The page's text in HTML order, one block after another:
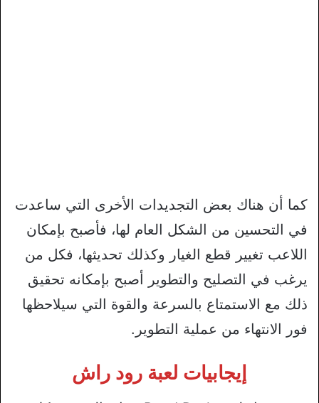
كما أن هناك بعض التجديدات الأخرى التي ساعدت
في التحسين من الشكل العام لها، فأصبح بإمكان
اللاعب تغيير قطع الغيار وكذلك تحديثها، فكل من
يرغب في التصليح والتطوير أصبح بإمكانه تحقيق
ذلك مع الاستمتاع بالسرعة والقوة التي سيلاحظها
فور الانتهاء من عملية التطوير.
إيجابيات لعبة رود راش